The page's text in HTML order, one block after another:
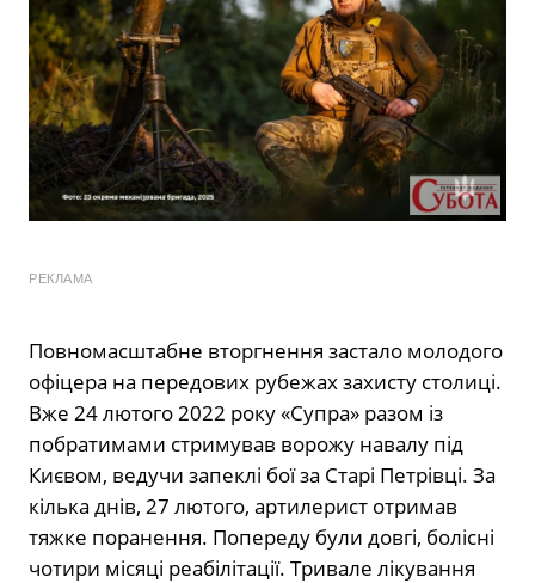
РЕКЛАМА
Повномасштабне вторгнення застало молодого
офіцера на передових рубежах захисту столиці.
Вже 24 лютого 2022 року «Супра» разом із
побратимами стримував ворожу навалу під
Києвом, ведучи запеклі бої за Старі Петрівці. За
кілька днів, 27 лютого, артилерист отримав
тяжке поранення. Попереду були довгі, болісні
чотири місяці реабілітації. Тривале лікування